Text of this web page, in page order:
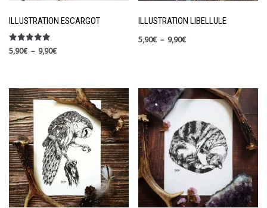
ILLUSTRATION ESCARGOT
Note
5.00
5,90€ – 9,90€
ILLUSTRATION LIBELLULE
5,90€ – 9,90€